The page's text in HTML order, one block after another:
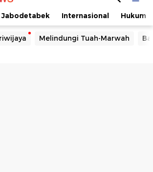
Jabodetabek Internasional Hukum
Melindungi Tuah-Marwah